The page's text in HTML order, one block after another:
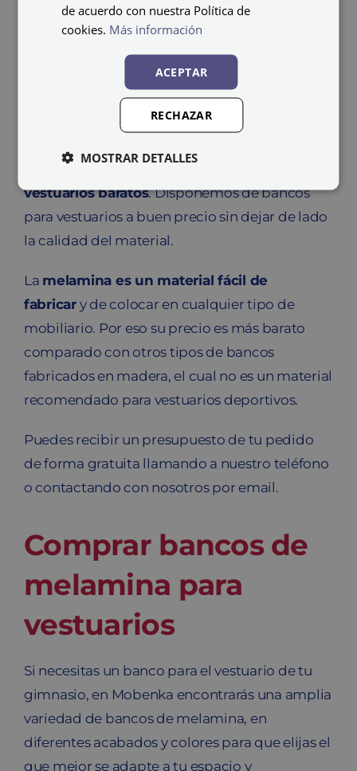
Bancos de melamina
baratos para
vestuarios
En Mobenka encontrarás
vestuarios baratos. Disponemos de bancos
para vestuarios a buen precio sin dejar de lado
la calidad del material.
La melamina es un material fácil de
fabricary de colocar en cualquier tipo de
mobiliario. Por eso su precio es más barato
comparado con otros tipos de bancos
fabricados en madera, el cual no es un material
recomendado para vestuarios deportivos.
Puedes recibir un presupuesto de tu pedido
de forma gratuita llamando a nuestro teléfono
o contactando con nosotros por email.
Comprar bancos de
melamina para
vestuarios
Si necesitas un banco para el vestuario de tu
gimnasio, en Mobenka encontrarás una amplia
variedad de bancos de melamina, en
diferentes acabados y colores para que elijas el
que mejor se adapte a tu espacio y
de acuerdo con nuestra Política de
cookies. Más información
ACEPTAR
RECHAZAR
MOSTRAR DETALLES